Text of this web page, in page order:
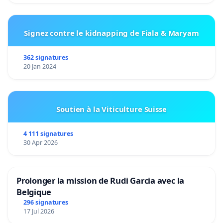
Signez contre le kidnapping de Fiala & Maryam
362 signatures
20 Jan 2024
Soutien à la Viticulture Suisse
4 111 signatures
30 Apr 2026
Prolonger la mission de Rudi Garcia avec la
Belgique
296 signatures
17 Jul 2026